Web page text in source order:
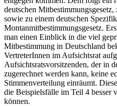
deutschen
sowie zu einem deutschen
Montanmitbestimmungsgesetz.
man einen Einblick in die viel
Mitbestimmung in Deutschland
VertreterInnen im Aufsichtsrat
Aufsichtsratsvorsitzenden, der in
zugerechnet werden kann, keine
Stimmenverteilung einräumt.
die Beispielsfälle im Teil 4 besser
können.